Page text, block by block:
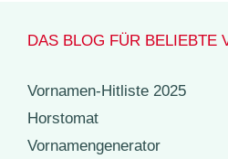
DAS BLOG FÜR BELIEBTE
Vornamen-Hitliste 2025
Horstomat
Vornamengenerator